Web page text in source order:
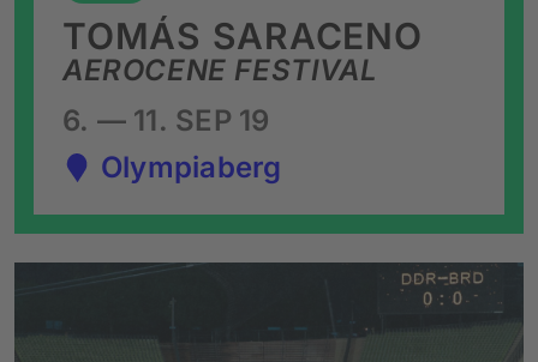
AEROCENE FESTIVAL
TOMÁS SARACENO
6. — 11. SEP 19
Olympiaberg